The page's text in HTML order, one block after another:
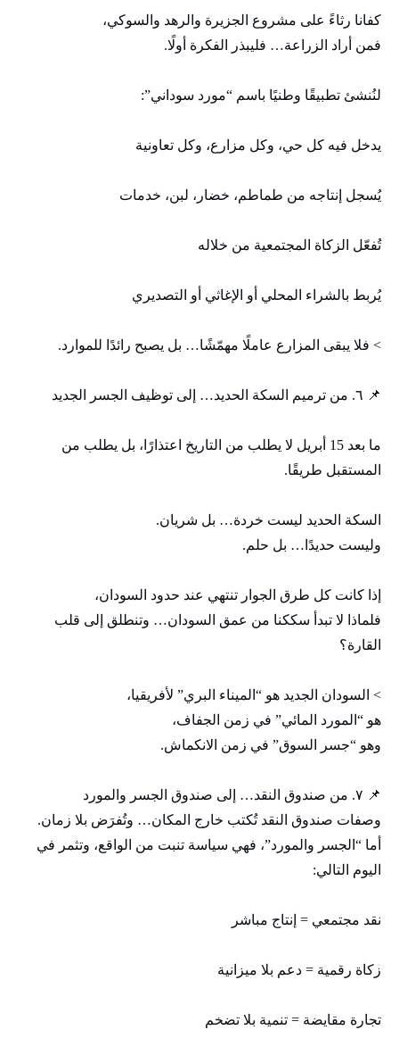
كفانا رثاءً على مشروع الجزيرة والرهد والسوكي،
فمن أراد الزراعة… فليبذر الفكرة أولًا.
لنُنشئ تطبيقًا وطنيًا باسم “مورد سوداني”:
يدخل فيه كل حي، وكل مزارع، وكل تعاونية
يُسجل إنتاجه من طماطم، خضار، لبن، خدمات
تُفعّل الزكاة المجتمعية من خلاله
يُربط بالشراء المحلي أو الإغاثي أو التصديري
> فلا يبقى المزارع عاملًا مهمّشًا… بل يصبح رائدًا للموارد.
📌 ٦. من ترميم السكة الحديد… إلى توظيف الجسر الجديد
ما بعد 15 أبريل لا يطلب من التاريخ اعتذارًا، بل يطلب من
المستقبل طريقًا.
السكة الحديد ليست خردة… بل شريان.
وليست حديدًا… بل حلم.
إذا كانت كل طرق الجوار تنتهي عند حدود السودان،
فلماذا لا تبدأ سككنا من عمق السودان… وتنطلق إلى قلب
القارة؟
> السودان الجديد هو “الميناء البري” لأفريقيا،
هو “المورد المائي” في زمن الجفاف،
وهو “جسر السوق” في زمن الانكماش.
📌 ٧. من صندوق النقد… إلى صندوق الجسر والمورد
وصفات صندوق النقد تُكتب خارج المكان… وتُفرَض بلا زمان.
أما “الجسر والمورد”، فهي سياسة تنبت من الواقع، وتثمر في
اليوم التالي:
نقد مجتمعي = إنتاج مباشر
زكاة رقمية = دعم بلا ميزانية
تجارة مقايضة = تنمية بلا تضخم